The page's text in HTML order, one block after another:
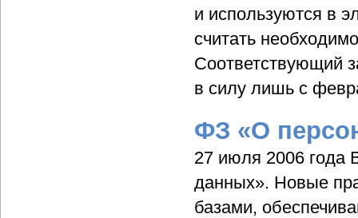
и используются в
считать
Соответствующий
в силу лишь с
ФЗ «О
27 июля 2006 года
данных». Новые
базами,